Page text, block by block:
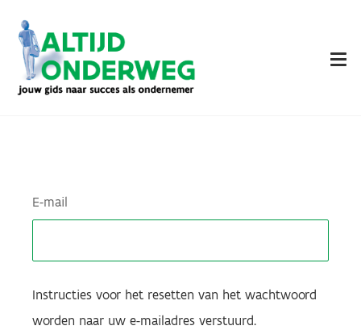
naar
E-mail
Instructies voor het resetten van het wachtwoord
worden naar uw e-mailadres verstuurd.